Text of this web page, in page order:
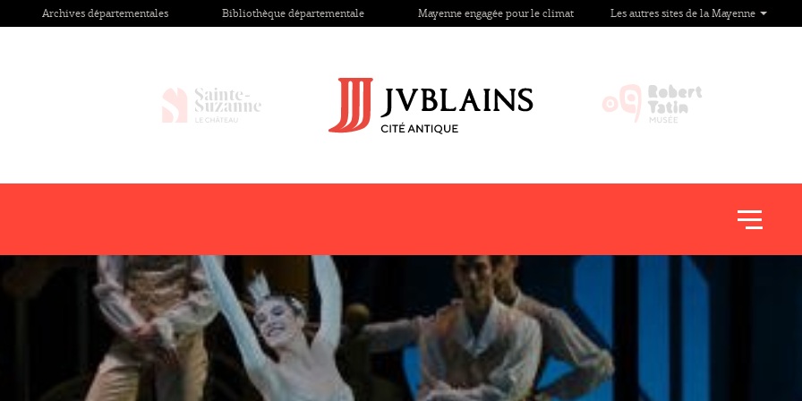
Archives départementales Bibliothèque départementale Mayenne engagée pour le climat Les autres sites de la Mayenne
Afficher